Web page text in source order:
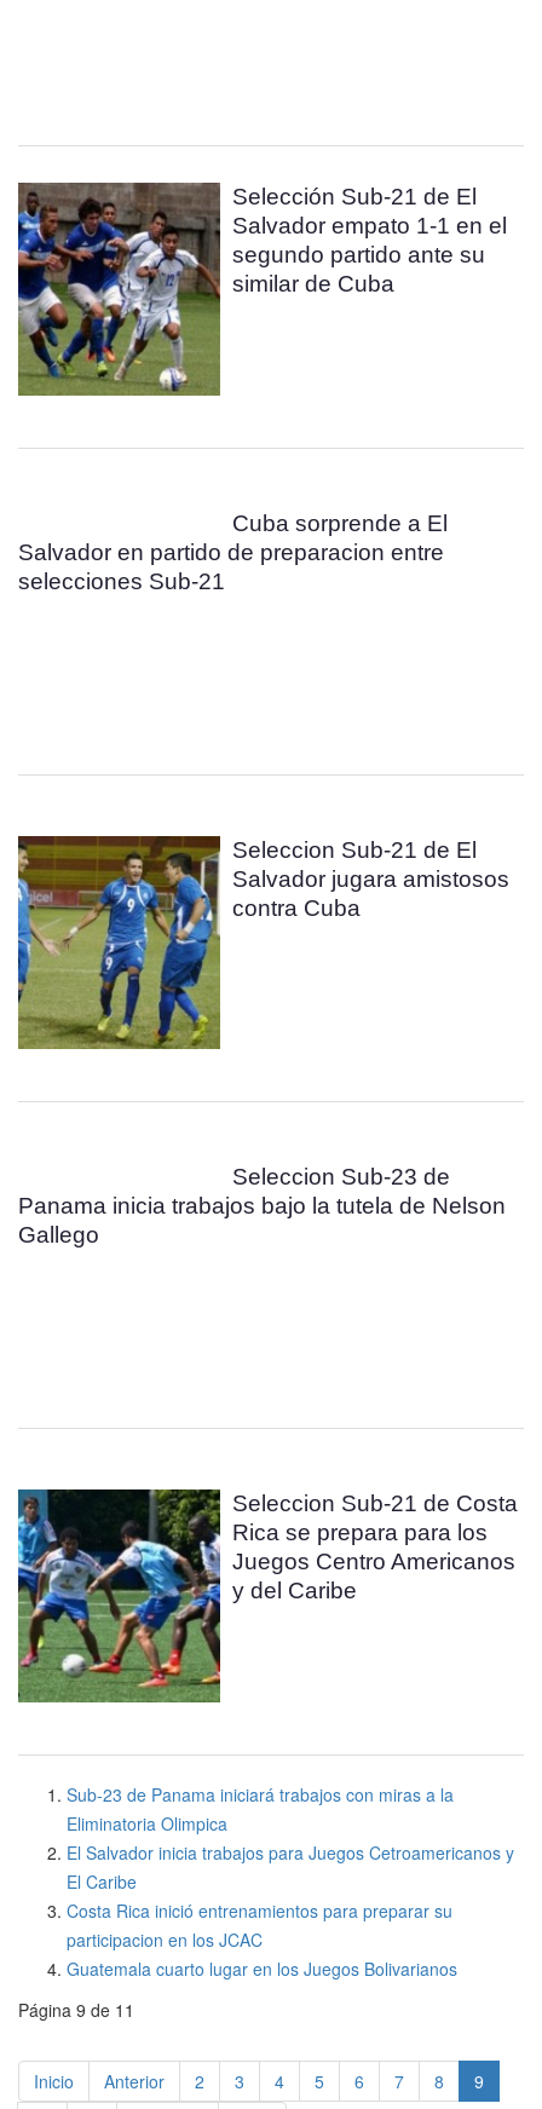
Selección Sub-21 de El
Salvador empato 1-1 en el
segundo partido ante su
similar de Cuba
Cuba sorprende a El
Salvador en partido de preparacion entre
selecciones Sub-21
Seleccion Sub-21 de El
Salvador jugara amistosos
contra Cuba
Seleccion Sub-23 de
Panama inicia trabajos bajo la tutela de Nelson
Gallego
Seleccion Sub-21 de Costa
Rica se prepara para los
Juegos Centro Americanos
y del Caribe
Sub-23 de Panama iniciará trabajos con miras a la
Eliminatoria Olimpica
El Salvador inicia trabajos para Juegos Cetroamericanos y
El Caribe
Costa Rica inició entrenamientos para preparar su
participacion en los JCAC
Guatemala cuarto lugar en los Juegos Bolivarianos
Página 9 de 11
Inicio Anterior 2 3 4 5 6 7 8
9